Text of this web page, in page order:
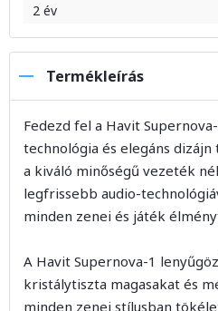
2 év
Termékleírás
Fedezd fel a Havit
technológia és elegáns
a kiváló minőségű vezeték
legfrissebb audio-
minden zenei és játék
A Havit Supernova-1
kristálytiszta magasakat és
minden zenei stílusban